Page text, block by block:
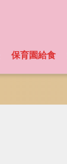
保育園給食